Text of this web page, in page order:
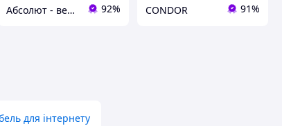
Абсолют - великий асортимент товарів для дому ФОП Черевко Євген Володимирович 92% CONDOR 91%
для інтернету